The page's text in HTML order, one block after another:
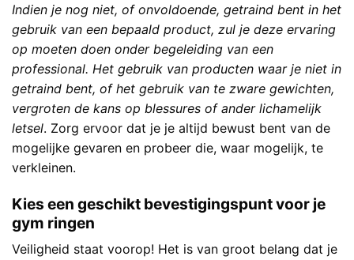
Indien je nog niet, of onvoldoende, getraind bent in het
gebruik van een bepaald product, zul je deze ervaring
op moeten doen onder begeleiding van een
professional. Het gebruik van producten waar je niet in
getraind bent, of het gebruik van te zware gewichten,
vergroten de kans op blessures of ander lichamelijk
letsel. Zorg ervoor dat je je altijd bewust bent van de
mogelijke gevaren en probeer die, waar mogelijk, te
verkleinen.
Kies een geschikt bevestigingspunt voor je
gym ringen
Veiligheid staat voorop! Het is van groot belang dat je